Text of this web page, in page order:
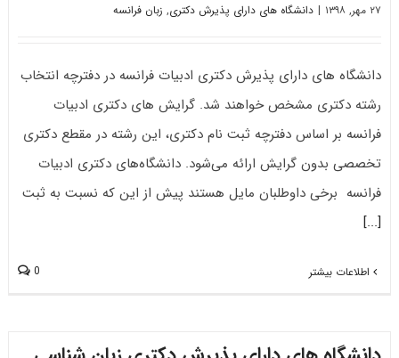
۲۷ مهر, ۱۳۹۸ | دانشگاه های دارای پذیرش دکتری, زبان فرانسه
دانشگاه های دارای پذیرش دکتری ادبیات فراﻧﺴﻪ در دفترچه انتخاب
رشته دکتری مشخص خواهند شد. گرایش های دکتری ادبیات
فراﻧﺴﻪ بر اساس دفترچه ثبت نام دکتری، این رشته در مقطع دکتری
تخصصی بدون گرایش ارائه می‌شود. دانشگاه‌های دکتری ادبیات
فراﻧﺴﻪ برخی داوطلبان مایل هستند پیش از این که نسبت به ثبت
[...]
اطلاعات بیشتر 0